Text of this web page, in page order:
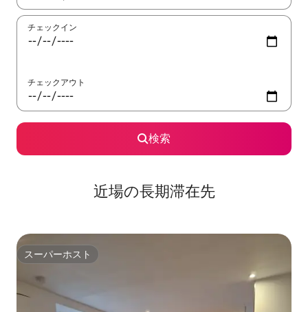
チェックイン
チェックアウト
検索
近場の長期滞在先
スーパーホスト
スーパーホスト